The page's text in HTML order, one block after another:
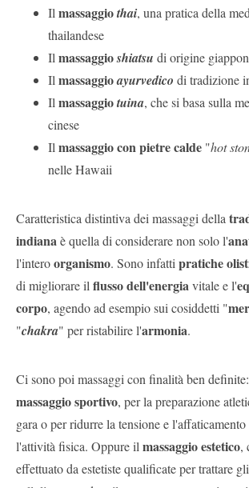
Il massaggiothai, una pratica della
thailandese
Il massaggioshiatsu di origine
Il massaggioayurvedico di tradizione
Il massaggiotuina, che si basa sulla
cinese
Il massaggio con pietre calde "hot
nelle Hawaii
Caratteristica distintiva dei massaggi della
indianaè quella di considerare non solo l'
l'interoorganismo. Sono infatti pratiche
di migliorare il flusso dell'energiavitale e l'
corpo, agendo ad esempio sui cosiddetti "
"chakra" per ristabilire l'armonia.
Ci sono poi massaggi con finalità ben
massaggio sportivo, per la preparazione
gara o per ridurre la tensione e
l'attività fisica. Oppure il massaggio estetico,
effettuato da estetiste qualificate per trattare